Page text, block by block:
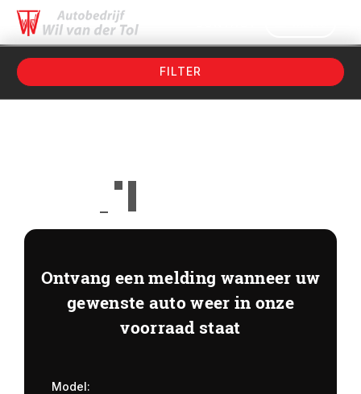
FILTER
Filters
Voertuigsoort
Model
Transmissie
Kleur
Ontvang een melding wanneer uw
gewenste auto weer in onze
voorraad staat
Model: